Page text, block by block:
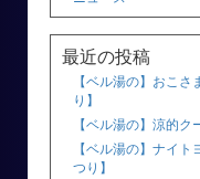
最近の投稿
【ベル湯の】おこ
り】
【ベル湯の】涼的ク
【ベル湯の】ナイ
つり】